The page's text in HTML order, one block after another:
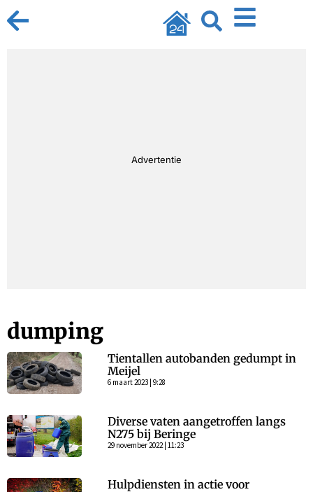
Advertentie
dumping
Tientallen autobanden gedumpt in
Meijel
6 maart 2023 | 9:28
Diverse vaten aangetroffen langs
N275 bij Beringe
29 november 2022 | 11:23
Hulpdiensten in actie voor